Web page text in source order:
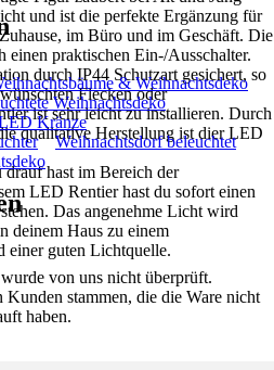
und ist die perfekte Ergänzung für
im Büro und im Geschäft. Die
praktischen Ein-/Ausschalter.
durch IP44 Schutzart gesichert, so
Flecken oder
ist sehr leicht zu installieren. Durch
qualitative Herstellung ist dier LED
hast im Bereich der
LED Rentier hast du sofort einen
Das angenehme Licht wird
deinem Haus zu einem
einer guten Lichtquelle.
& Weihnachtsdeko
Weihnachtsdeko
Kränze
Weihnachtsdorf beleuchtet
von uns nicht überprüft.
stammen, die die Ware nicht
haben.